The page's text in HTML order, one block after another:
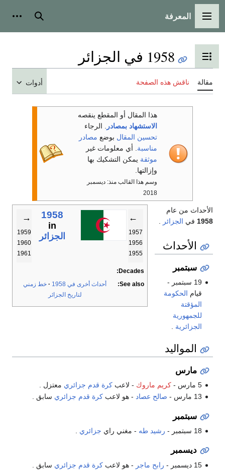
القائمة الرئيسية
المعرفة بحث
تبديل عرض جدول المحتويات
1958 في الجزائر
مقالة ناقش هذه الصفحة أدوات
هذا المقال أو المقطع ينقصه
الاستشهاد بمصادر
. الرجاء
تحسين المقال بوضع مصادر
مناسبة . أي معلومات غير
موثقة يمكن التشكيك بها
وإزالتها.
وسم هذا القالب منذ: ديسمبر
2018
←
1957
1956
1955
1958
in
الجزائر
→
1959
1960
1961
Decades:
See also:
أحداث أخرى في 1958
خط زمني
لتاريخ الجزائر
الأحداث من عام
1958 في الجزائر
الأحداث
سبتمبر
19 سبتمبر -
قيام الحكومة
المؤقتة
للجمهورية
الجزائرية
المواليد
مارس
5 مارس - كريم ماروك - لاعبكرة قدم جزائري معتزل .
13 مارس -
صالح عصاد - هو لاعبكرة قدم جزائري سابق .
سبتمبر
18 سبتمبر - رشيد طه - مغني راي جزائري
ديسمبر
15 ديسمبر - رابح ماجر - هو لاعبكرة قدم جزائري سابق .